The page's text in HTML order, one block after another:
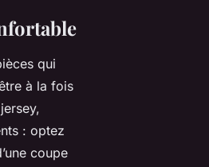
qui
à la fois
: optez
coupe